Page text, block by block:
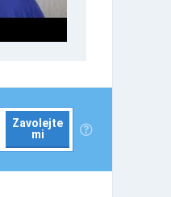
Zavolejte
mi